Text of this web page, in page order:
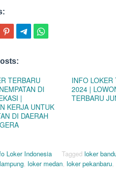
TERBARU
DI
|
KERJA UNTUK
DI DAERAH
INFO LOKER
2024 |
TERBARU
Loker Indonesia Tagged loker
, loker medan, loker pekanbaru,